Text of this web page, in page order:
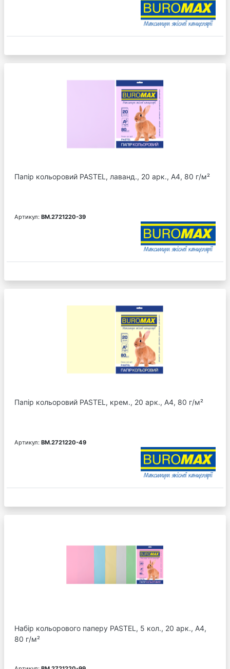
Папір кольоровий PASTEL, лаванд., 20 арк., А4, 80 г/м²
Артикул: BM.2721220-39
Папір кольоровий PASTEL, крем., 20 арк., А4, 80 г/м²
Артикул: BM.2721220-49
Набір кольорового паперу PASTEL, 5 кол., 20 арк., А4,
80 г/м²